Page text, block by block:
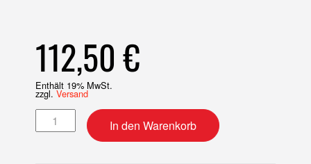
112,50€
Enthält 19% MwSt.
zzgl.Versand
Kupplungs-Reibscheibe Menge
In den Warenkorb